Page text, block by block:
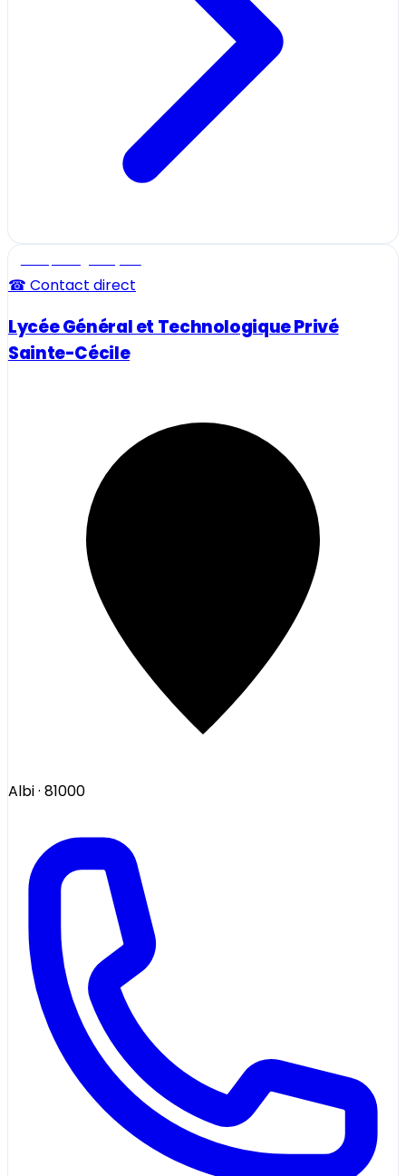
☎ Contact direct
Lycée Général et Technologique Privé
Sainte-Cécile
Albi· 81000